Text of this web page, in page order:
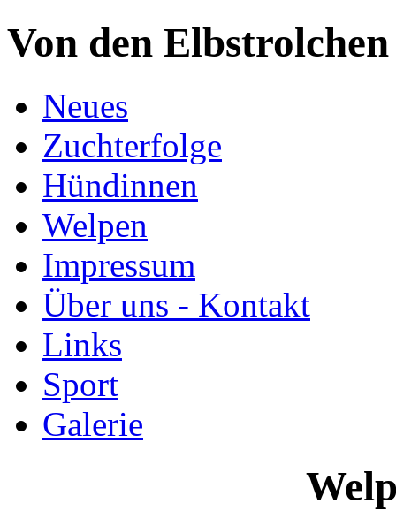
Von den Elbstrolchen
Neues
Zuchterfolge
Hündinnen
Welpen
Impressum
Über uns - Kontakt
Links
Sport
Galerie